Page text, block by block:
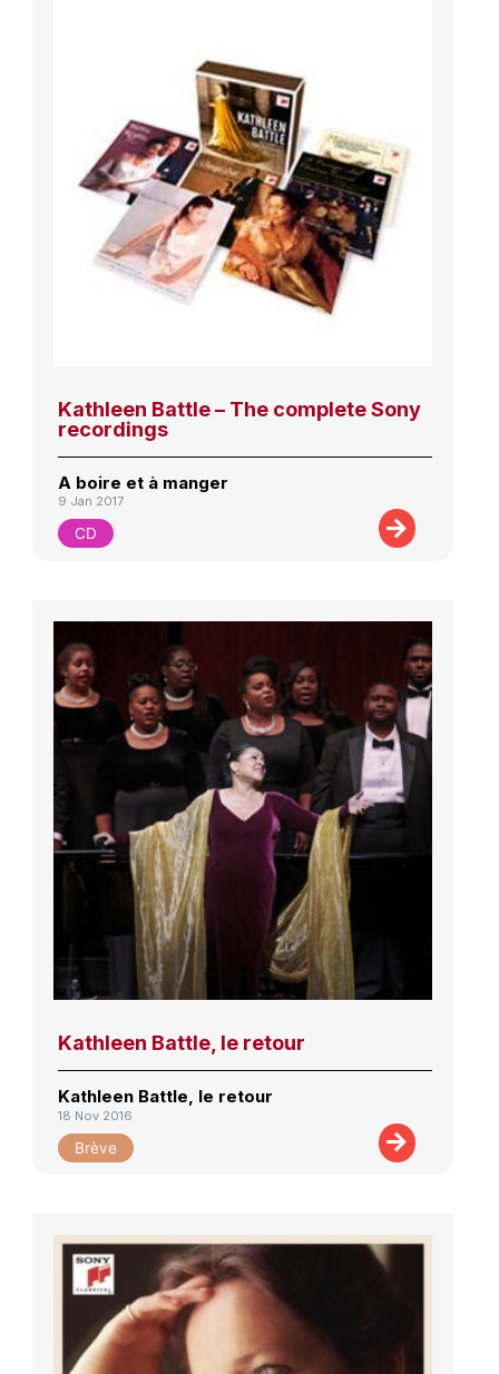
Kathleen Battle – The complete Sony
recordings
A boire et à manger
9 Jan 2017
CD
Kathleen Battle, le retour
Kathleen Battle, le retour
18 Nov 2016
Brève